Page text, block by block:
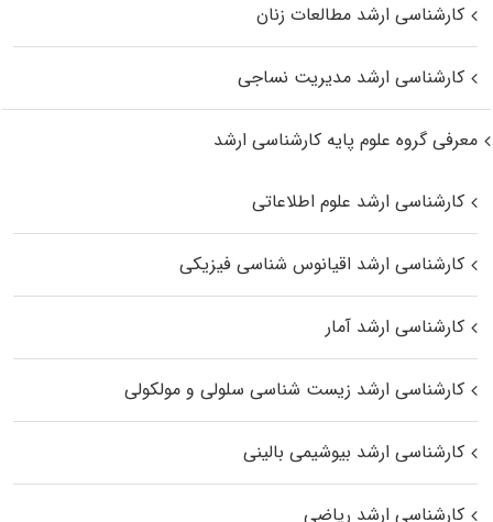
کارشناسی ارشد مطالعات زنان
کارشناسی ارشد مدیریت نساجی
معرفی گروه علوم پایه کارشناسی ارشد
کارشناسی ارشد علوم اطلاعاتی
کارشناسی ارشد اقیانوس‌ شناسی فیزیکی
کارشناسی ارشد آمار
کارشناسی ارشد زیست شناسی سلولی و مولکولی
کارشناسی ارشد بیوشیمی بالینی
کارشناسی ارشد ریاضی